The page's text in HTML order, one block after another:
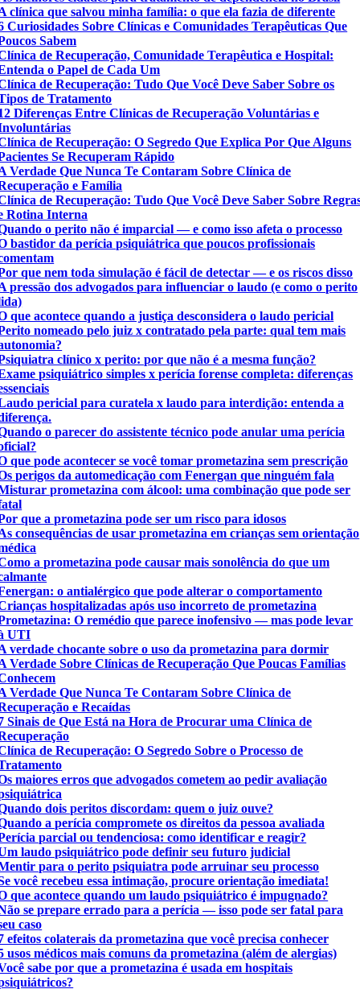
clínica que salvou minha família: o que ela fazia de diferente
Curiosidades Sobre Clínicas e Comunidades Terapêuticas Que
Sabem
de Recuperação, Comunidade Terapêutica e Hospital:
o Papel de Cada Um
de Recuperação: Tudo Que Você Deve Saber Sobre os
de Tratamento
Diferenças Entre Clínicas de Recuperação Voluntárias e
de Recuperação: O Segredo Que Explica Por Que Alguns
Se Recuperam Rápido
Verdade Que Nunca Te Contaram Sobre Clínica de
e Família
de Recuperação: Tudo Que Você Deve Saber Sobre
Rotina Interna
o perito não é imparcial — e como isso afeta o processo
bastidor da perícia psiquiátrica que poucos profissionais
que nem toda simulação é fácil de detectar — e os riscos disso
pressão dos advogados para influenciar o laudo (e como o perito
que acontece quando a justiça desconsidera o laudo pericial
nomeado pelo juiz x contratado pela parte: qual tem mais
clínico x perito: por que não é a mesma função?
psiquiátrico simples x perícia forense completa: diferenças
pericial para curatela x laudo para interdição: entenda a
o parecer do assistente técnico pode anular uma perícia
que pode acontecer se você tomar prometazina sem prescrição
perigos da automedicação com Fenergan que ninguém fala
prometazina com álcool: uma combinação que pode ser
que a prometazina pode ser um risco para idosos
consequências de usar prometazina em crianças sem orientação
a prometazina pode causar mais sonolência do que um
o antialérgico que pode alterar o comportamento
hospitalizadas após uso incorreto de prometazina
O remédio que parece inofensivo — mas pode levar
UTI
verdade chocante sobre o uso da prometazina para dormir
Verdade Sobre Clínicas de Recuperação Que Poucas Famílias
Verdade Que Nunca Te Contaram Sobre Clínica de
e Recaídas
Sinais de Que Está na Hora de Procurar uma Clínica de
de Recuperação: O Segredo Sobre o Processo de
maiores erros que advogados cometem ao pedir avaliação
dois peritos discordam: quem o juiz ouve?
a perícia compromete os direitos da pessoa avaliada
parcial ou tendenciosa: como identificar e reagir?
laudo psiquiátrico pode definir seu futuro judicial
para o perito psiquiatra pode arruinar seu processo
você recebeu essa intimação, procure orientação imediata!
que acontece quando um laudo psiquiátrico é impugnado?
se prepare errado para a perícia — isso pode ser fatal para
caso
efeitos colaterais da prometazina que você precisa conhecer
usos médicos mais comuns da prometazina (além de alergias)
sabe por que a prometazina é usada em hospitais